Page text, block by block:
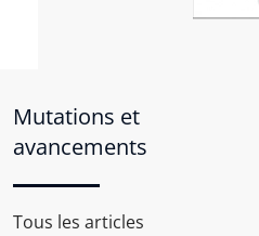
Mutations et
avancements
Tous les articles